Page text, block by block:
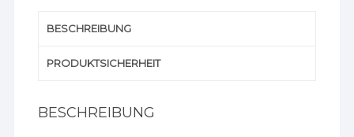
BESCHREIBUNG
PRODUKTSICHERHEIT
BESCHREIBUNG